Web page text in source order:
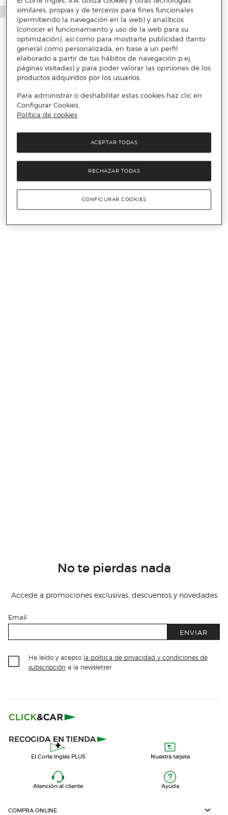
No te pierdas nada
Accede a promociones exclusivas, descuentos y novedades
Email
ENVIAR
He leído y acepto la política de privacidad y condiciones de
subscripción a la newsletter
El Corte Inglés PLUS Nuestra tarjeta
Atención al cliente Ayuda
COMPRA ONLINE
similares, propias y de terceros para fines funcionales
(permitiendo la navegación en la web) y analíticos
(conocer el funcionamiento y uso de la web para su
optimización), así como para mostrarte publicidad (tanto
general como personalizada, en base a un perfil
elaborado a partir de tus hábitos de navegación p.ej.
páginas visitadas) y para poder valorar las opiniones de los
productos adquiridos por los usuarios.
Para administrar o deshabilitar estas cookies haz clic en
Configurar Cookies.
Política de cookies
RECHAZAR TODAS
ACEPTAR TODAS
CONFIGURAR COOKIES